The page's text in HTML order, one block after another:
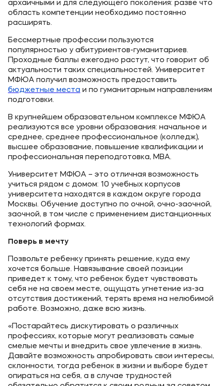
архаичными и для следующего поколения: разве что
область компетенции необходимо постоянно
расширять.
Бессмертные профессии пользуются
популярностью у абитуриентов-гуманитариев.
Проходные баллы ежегодно растут, что говорит об
актуальности таких специальностей. Университет
МФЮА получил возможность предоставить
бюджетные места и по гуманитарным направлениям
подготовки.
В крупнейшем образовательном комплексе МФЮА
реализуются все уровни образования: начальное и
среднее, среднее профессиональное (колледж),
высшее образование, повышение квалификации и
профессиональная переподготовка, MBA.
Университет МФЮА – это отличная возможность
учиться рядом с домом: 10 учебных корпусов
университета находятся в каждом округе города
Москвы. Обучение доступно по очной, очно-заочной,
заочной, в том числе с применением дистанционных
технологий формах.
Поверь в мечту
Позвольте ребенку принять решение, куда ему
хочется больше. Навязывание своей позиции
приведет к тому, что ребенок будет чувствовать
себя не на своем месте, ощущать угнетение из-за
отсутствия достижений, терять время на нелюбимой
работе. Возможно, даже всю жизнь.
«Постарайтесь дискутировать о различных
профессиях, которые могут реализовать самые
смелые мечты и внедрить свое увлечение в жизнь.
Давайте возможность апробировать свои интересы,
склонности, тогда ребенок в жизни и выборе будет
опираться на себя, а в случае трудностей